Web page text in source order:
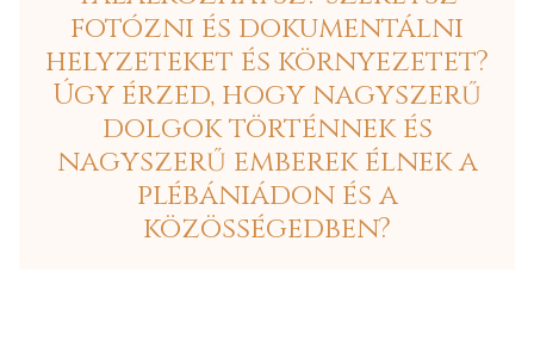
fotózni és dokumentálni
helyzeteket és környezetet?
Úgy érzed, hogy nagyszerű
dolgok történnek és
nagyszerű emberek élnek a
plébániádon és a
közösségedben?